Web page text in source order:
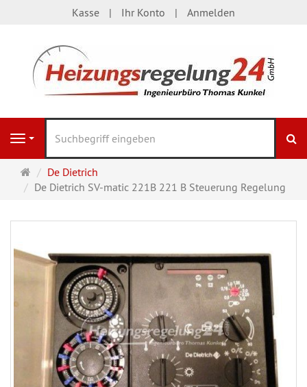
Kasse Ihr Konto Anmelden
Navigation
Startseite
De Dietrich
De Dietrich SV-matic 221B 221 B Steuerung Regelung